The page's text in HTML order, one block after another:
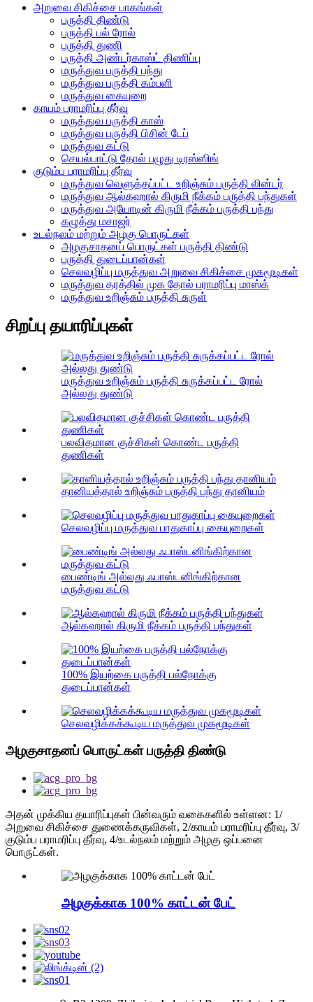
அறுவை சிகிச்சை பாகங்கள்
பருத்தி திண்டு
பருத்தி பல் ரோல்
பருத்தி துணி
பருத்தி அண்டர்காஸ்ட் திணிப்பு
மருத்துவ பருத்தி பந்து
மருத்துவ பருத்தி கம்பளி
மருத்துவ கையுறை
காயம் பராமரிப்பு தீர்வு
மருத்துவ பருத்தி காஸ்
மருத்துவ பருத்தி பிசின் டேப்
மருத்துவ கட்டு
செயல்பாட்டு தோல் பழுது டிரஸ்ஸிங்
குடும்ப பராமரிப்பு தீர்வு
மருத்துவ வெளுத்தப்பட்ட உறிஞ்சும் பருத்தி லின்டர்
மருத்துவ ஆல்கஹால் கிருமி நீக்கம் பருத்தி பந்துகள்
மருத்துவ அயோடின் கிருமி நீக்கம் பருத்தி பந்து
கழுத்து மசாஜர்
உடல்நலம் மற்றும் அழகு பொருட்கள்
அழகுசாதனப் பொருட்கள் பருத்தி திண்டு
பருத்தி துடைப்பான்கள்
செலவழிப்பு மருத்துவ அறுவை சிகிச்சை முகமூடிகள்
மருத்துவ தரத்தில் முக தோல் பராமரிப்பு மாஸ்க்
மருத்துவ உறிஞ்சும் பருத்தி சுருள்
சிறப்பு தயாரிப்புகள்
மருத்துவ உறிஞ்சும் பருத்தி சுருக்கப்பட்ட ரோல்
அல்லது துண்டு
பலவிதமான குச்சிகள் கொண்ட பருத்தி
துணிகள்
தானியத்தால் உறிஞ்சும் பருத்தி பந்து தானியம்
செலவழிப்பு மருத்துவ பாதுகாப்பு கையுறைகள்
பைண்டிங் அல்லது ஃபாஸ்டனிங்கிற்கான
மருத்துவ கட்டு
ஆல்கஹால் கிருமி நீக்கம் பருத்தி பந்துகள்
100% இயற்கை பருத்தி பல்நோக்கு
துடைப்பான்கள்
செலவழிக்கக்கூடிய மருத்துவ முகமூடிகள்
அழகுசாதனப் பொருட்கள் பருத்தி திண்டு
அதன் முக்கிய தயாரிப்புகள் பின்வரும் வகைகளில் உள்ளன: 1/
அறுவை சிகிச்சை துணைக்கருவிகள், 2/காயம் பராமரிப்பு தீர்வு, 3/
குடும்ப பராமரிப்பு தீர்வு, 4/உடல்நலம் மற்றும் அழகு ஒப்பனை
பொருட்கள்.
அழகுக்காக 100% காட்டன் பேட்